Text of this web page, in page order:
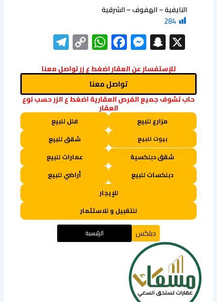
النايفية – الهفوف – الشرقية
284
X
Snapchat
Messenger
Facebook
WhatsApp
Copy
Link
للإستفسار عن العقار اضغط ع زر تواصل معنا
تواصل معنا
حاب تشوف جميع الفرص العقارية اضغط ع الزر حسب نوع
العقار
مزارع للبيع فلل للبيع
بيوت للبيع
شقق للبيع
شقق دبلكسية
عمارات للبيع
دبلكسات للبيع
أراضي للبيع
للإيجار
للتقبيل و للاستثمار
دبلكس الرئيسية